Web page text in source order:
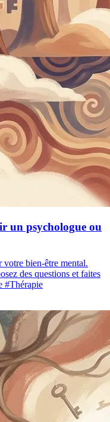
un psychologue ou
votre bien-être mental.
des questions et faites
#Thérapie